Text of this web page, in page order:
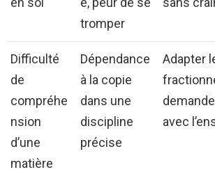
tromper
Difficulté
de
compréhe
nsion
d’une
matière
Dépendance
à la copie
dans une
discipline
précise
Adapter
avec